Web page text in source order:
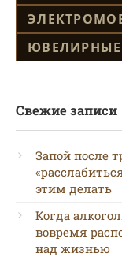
Свежие записи
Запой после
этим делать
Когда
вовремя
над жизнью